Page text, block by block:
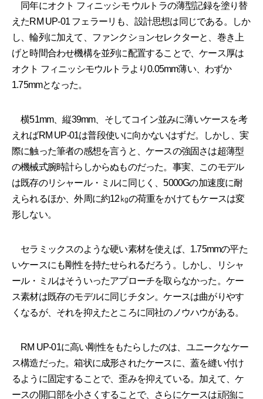
同年にオクト フィニッシモ ウルトラの薄型記録を塗り替
えたRM UP-01 フェラーリも、設計思想は同じである。しか
し、輪列に加えて、ファンクションセレクターと、巻き上
げと時間合わせ機構を並列に配置することで、ケース厚は
オクト フィニッシモウルトラより0.05mm薄い、わずか
1.75mmとなった。
横51mm、縦39mm、そしてコイン並みに薄いケースを考
えればRM UP-01は普段使いに向かないはずだ。しかし、実
際に触った筆者の感想を言うと、ケースの強固さは超薄型
の機械式腕時計らしからぬものだった。事実、このモデル
は既存のリシャール・ミルに同じく、5000Gの加速度に耐
えられるほか、外周に約12㎏の荷重をかけてもケースは変
形しない。
セラミックスのような硬い素材を使えば、1.75mmの平た
いケースにも剛性を持たせられるだろう。しかし、リシャ
ール・ミルはそういったアプローチを取らなかった。ケー
ス素材は既存のモデルに同じチタン。ケースは曲がりやす
くなるが、それを抑えたところに同社のノウハウがある。
RM UP-01に高い剛性をもたらしたのは、ユニークなケー
ス構造だった。箱状に成形されたケースに、蓋を縫い付け
るように固定することで、歪みを抑えている。加えて、ケ
ースの開口部を小さくすることで、さらにケースは頑強に